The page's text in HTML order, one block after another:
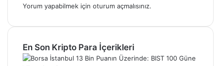
Yorum yapabilmek için oturum açmalısınız.
En Son Kripto Para İçerikleri